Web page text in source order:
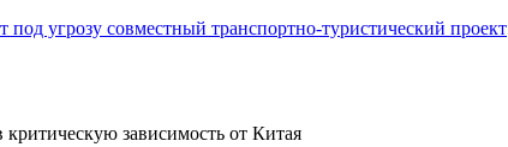
под угрозу совместный транспортно-туристический проект